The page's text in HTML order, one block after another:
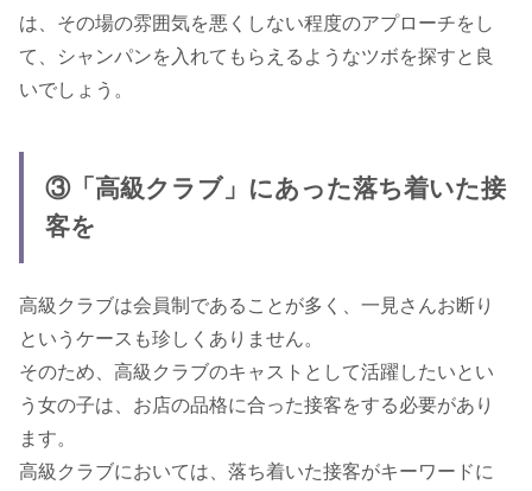
は、その場の雰囲気を悪くしない程度のアプローチをし
て、シャンパンを入れてもらえるようなツボを探すと良
いでしょう。
③「高級クラブ」にあった落ち着いた接
客を
高級クラブは会員制であることが多く、一見さんお断り
というケースも珍しくありません。
そのため、高級クラブのキャストとして活躍したいとい
う女の子は、お店の品格に合った接客をする必要があり
ます。
高級クラブにおいては、落ち着いた接客がキーワードに